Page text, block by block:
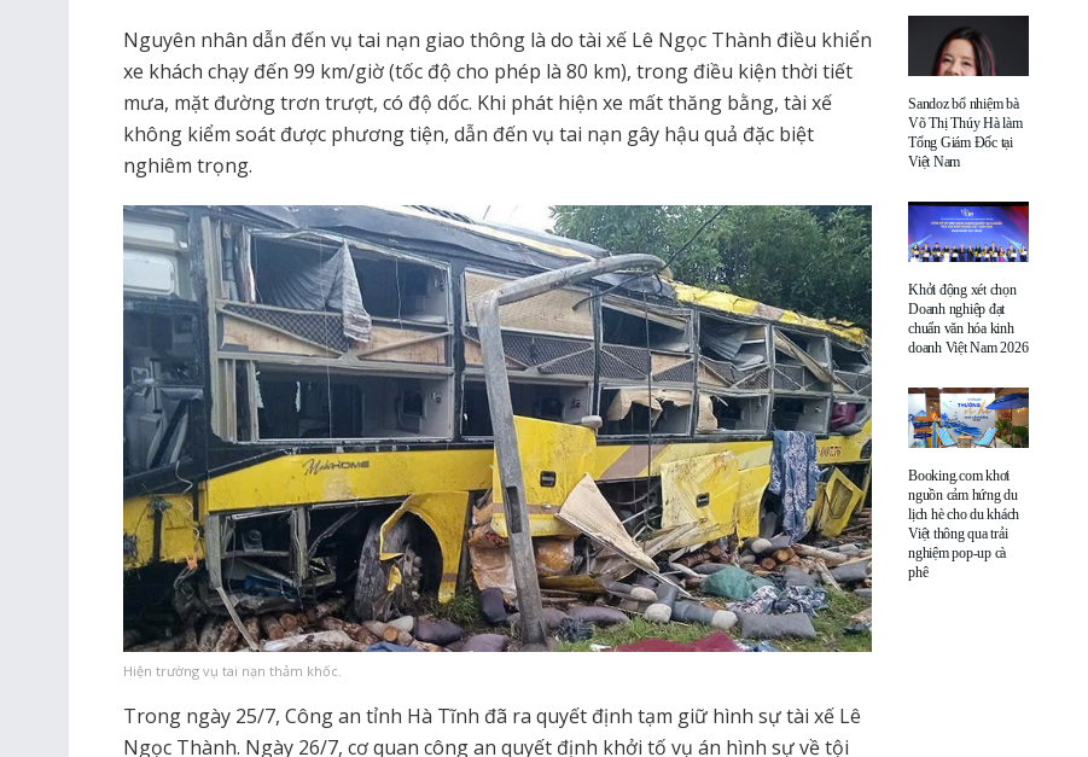
Nguyên nhân dẫn đến vụ tai nạn giao thông là do tài xế Lê Ngọc Thành điều khiển
xe khách chạy đến 99 km/giờ (tốc độ cho phép là 80 km), trong điều kiện thời tiết
mưa, mặt đường trơn trượt, có độ dốc. Khi phát hiện xe mất thăng bằng, tài xế
không kiểm soát được phương tiện, dẫn đến vụ tai nạn gây hậu quả đặc biệt
nghiêm trọng.
Hiện trường vụ tai nạn thảm khốc.
Trong ngày 25/7, Công an tỉnh Hà Tĩnh đã ra quyết định tạm giữ hình sự tài xế Lê
Ngọc Thành. Ngày 26/7, cơ quan công an quyết định khởi tố vụ án hình sự về tội
Sandoz bổ nhiệm bà
Võ Thị Thúy Hà làm
Tổng Giám Đốc tại
Việt Nam
Khởi động xét chọn
Doanh nghiệp đạt
chuẩn văn hóa kinh
doanh Việt Nam 2026
Booking.com khơi
nguồn cảm hứng du
lịch hè cho du khách
Việt thông qua trải
nghiệm pop-up cà
phê